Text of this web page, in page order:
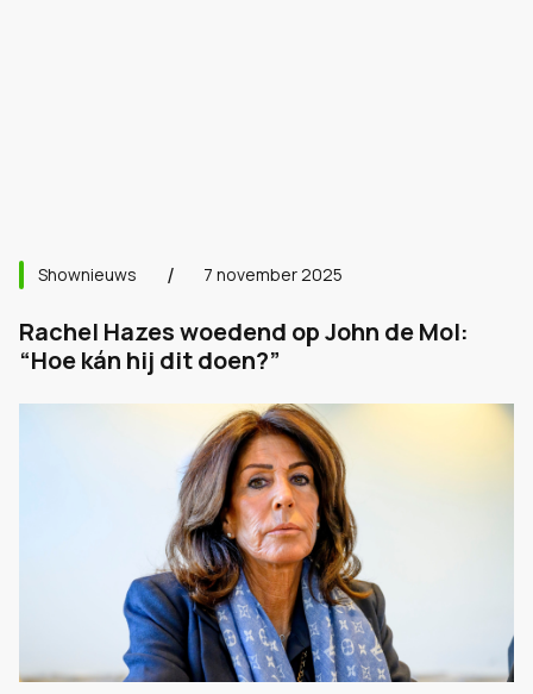
Shownieuws 7 november 2025
Rachel Hazes woedend op John de Mol:
“Hoe kán hij dit doen?”